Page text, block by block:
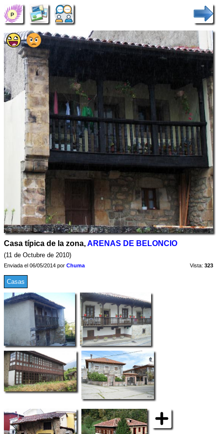
Casa típica de la zona,ARENAS DE BELONCIO
(11 de Octubre de 2010)
Enviada el 06/05/2014 por Chuma Vista: 323
Casas